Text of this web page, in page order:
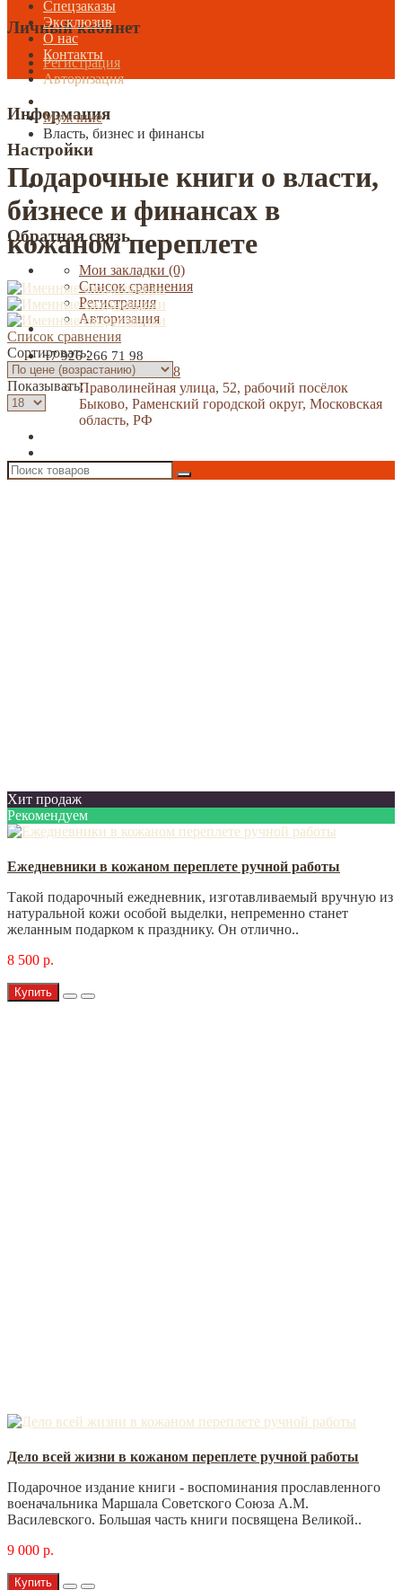
Личный кабинет
Регистрация
Авторизация
Информация
Настройки
Обратная связь
Мои закладки (0)
Список сравнения
Регистрация
Авторизация
+7 926 266 71 98
+7 926 266 71 98
Праволинейная улица, 52, рабочий посёлок
Быково, Раменский городской округ, Московская
область, РФ
Спецзаказы
Эксклюзив
О нас
Контакты
Мужчине
Власть, бизнес и финансы
Подарочные книги о власти,
бизнесе и финансах в
кожаном переплете
Список сравнения
Сортировать:
Показывать:
Хит продаж
Рекомендуем
Ежедневники в кожаном переплете ручной работы
Такой подарочный ежедневник, изготавливаемый вручную из
натуральной кожи особой выделки, непременно станет
желанным подарком к празднику. Он отлично..
8 500 р.
Купить
Дело всей жизни в кожаном переплете ручной работы
Подарочное издание книги - воспоминания прославленного
военачальника Маршала Советского Союза А.М.
Василевского. Большая часть книги посвящена Великой..
9 000 р.
Купить